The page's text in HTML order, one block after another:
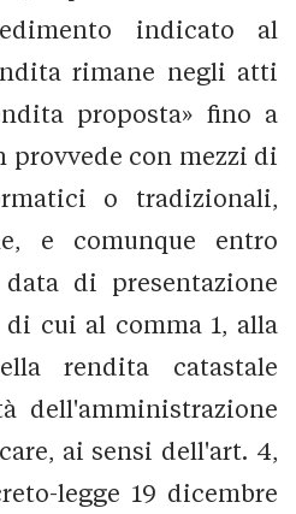
indicato al
rimane negli atti
proposta» fino a
provvede con mezzi di
o tradizionali,
e comunque entro
di presentazione
cui al comma 1, alla
rendita catastale
dell'amministrazione
ai sensi dell'art. 4,
legge 19 dicembre